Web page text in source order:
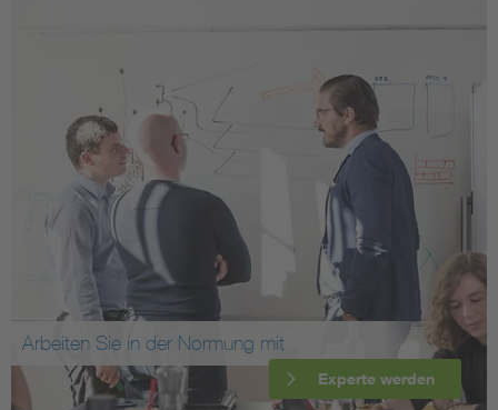
Arbeiten Sie in der Normung mit
Experte werden